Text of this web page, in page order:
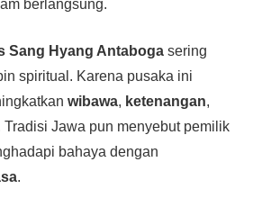
berlangsung.
Sang Hyang Antabogasering
spiritual. Karena pusaka ini
wibawa, ketenangan,
Tradisi Jawa pun menyebut pemilik
bahaya dengan
.